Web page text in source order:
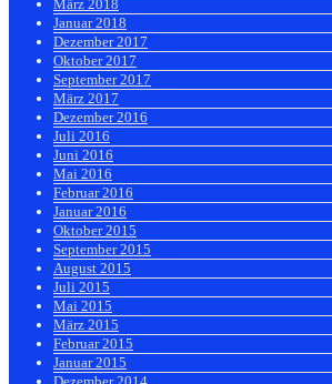
März 2018
Januar 2018
Dezember 2017
Oktober 2017
September 2017
März 2017
Dezember 2016
Juli 2016
Juni 2016
Mai 2016
Februar 2016
Januar 2016
Oktober 2015
September 2015
August 2015
Juli 2015
Mai 2015
März 2015
Februar 2015
Januar 2015